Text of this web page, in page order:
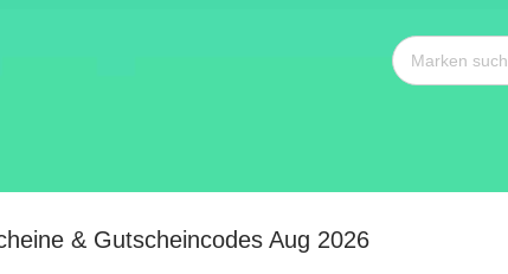
& Gutscheincodes Aug 2026